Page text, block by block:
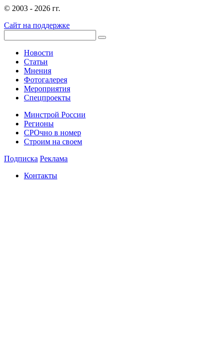
© 2003 - 2026 гг.
Сайт на поддержке
Новости
Статьи
Мнения
Фотогалерея
Мероприятия
Спецпроекты
Минстрой России
Регионы
СРОчно в номер
Строим на своем
Подписка Реклама
Контакты